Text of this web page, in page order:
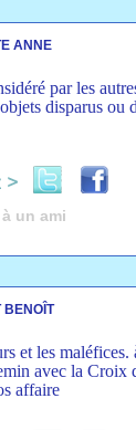
ANNE
par les
disparus ou
un ami
BENOÎT
et les maléfices.
avec la Croix
affaire